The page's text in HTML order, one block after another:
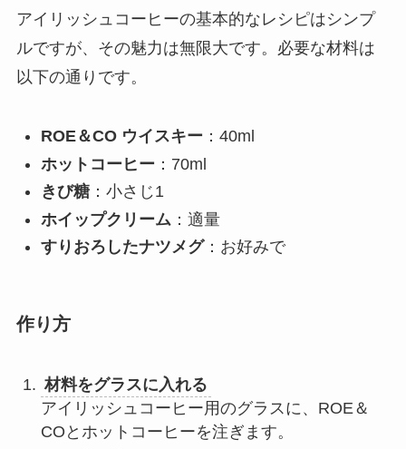
アイリッシュコーヒーの基本的なレシピはシンプ
ルですが、その魅力は無限大です。必要な材料は
以下の通りです。
ROE＆CO ウイスキー ：40ml
ホットコーヒー ：70ml
きび糖：小さじ1
ホイップクリーム ：適量
すりおろしたナツメグ：お好みで
作り方
材料をグラスに入れる
アイリッシュコーヒー用のグラスに、ROE＆
COとホットコーヒーを注ぎます。